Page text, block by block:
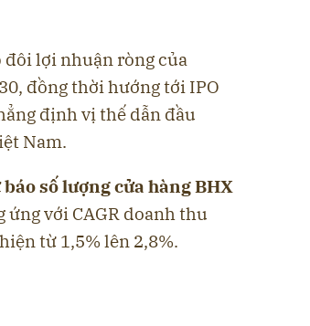
đôi lợi nhuận ròng của
đồng thời hướng tới IPO
định vị thế dẫn đầu
Nam.
số lượng cửa hàng BHX
ứng với CAGR doanh thu
từ 1,5% lên 2,8%.